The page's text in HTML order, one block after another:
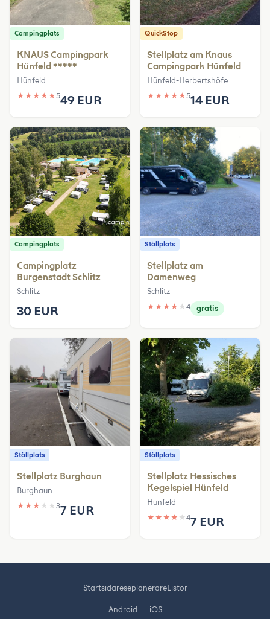
Campingplats
KNAUS Campingpark
Hünfeld *****
Hünfeld
★ ★ ★ ★ ★549 EUR
QuickStop
Stellplatz am Knaus
Campingpark Hünfeld
Hünfeld-Herbertshöfe
★ ★ ★ ★ ★514 EUR
Campingplats
Campingplatz
Burgenstadt Schlitz
Schlitz
30 EUR
Ställplats
Stellplatz am
Damenweg
Schlitz
★ ★ ★ ★ ★ 4 gratis
Ställplats
Stellplatz Burghaun
Burghaun
★ ★ ★ ★ ★ 37 EUR
Ställplats
Stellplatz Hessisches
Kegelspiel Hünfeld
Hünfeld
★ ★ ★ ★ ★ 47 EUR
StartsidareseplanerareListor
Android iOS